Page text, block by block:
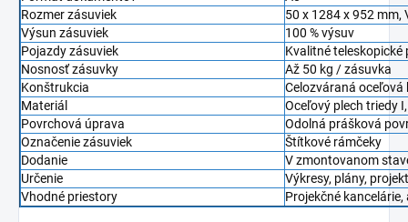
Rozmer zásuviek
50 x 1284 x 952 mm,
Výsun zásuviek
100 % výsuv
Pojazdy zásuviek
Kvalitné teleskopické
Nosnosť zásuvky
Až 50 kg / zásuvka
Konštrukcia
Celozváraná
Materiál
Oceľový plech triedy
Povrchová úprava
Odolná prášková
Označenie zásuviek
Štítkové rámčeky
Dodanie
V zmontovanom
Určenie
Výkresy, plány,
Vhodné priestory
Projekčné